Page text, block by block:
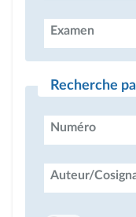
Examen
Recherche
Numéro
Auteur/